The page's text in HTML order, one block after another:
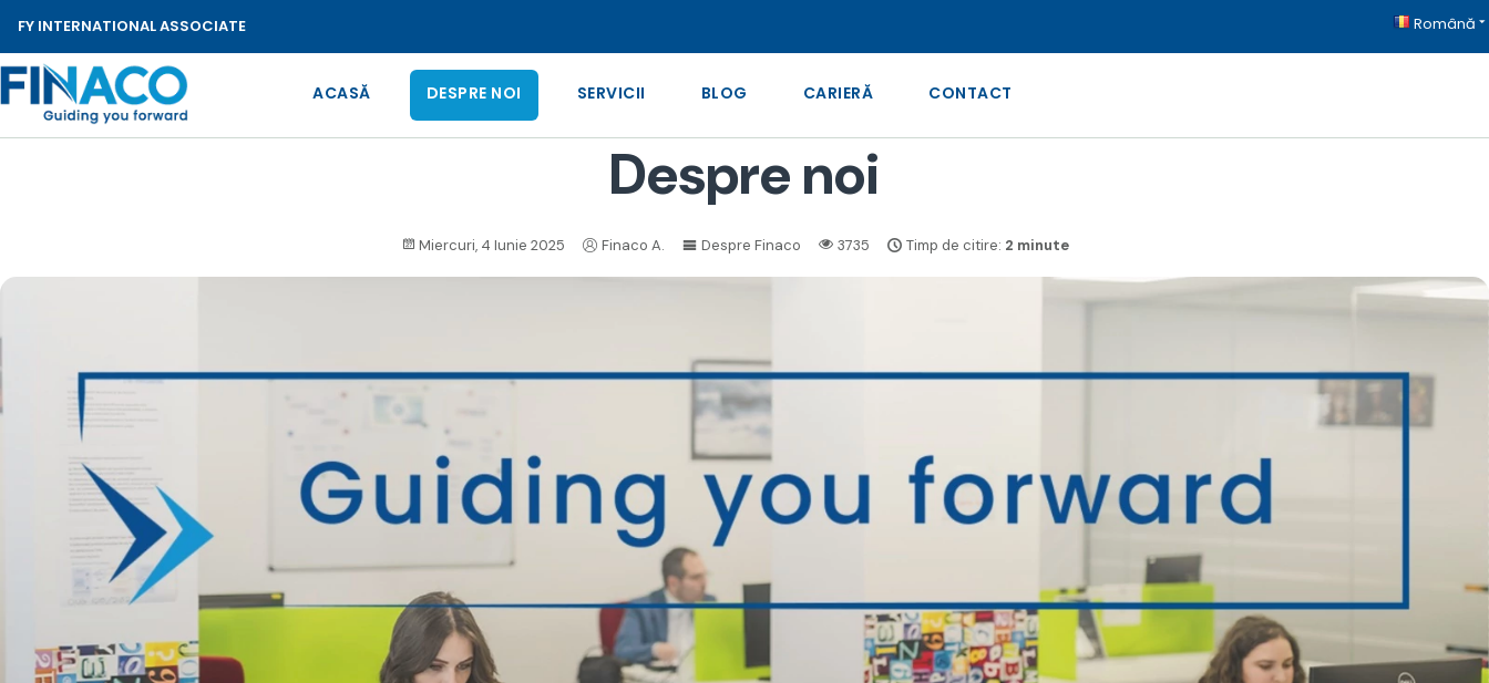
FY INTERNATIONAL ASSOCIATE Română
ACASĂ DESPRE NOI SERVICII BLOG CARIERĂ CONTACT
Despre noi
Miercuri, 4 Iunie 2025 Finaco A. Despre Finaco 3735 Timp de citire: 2 minute